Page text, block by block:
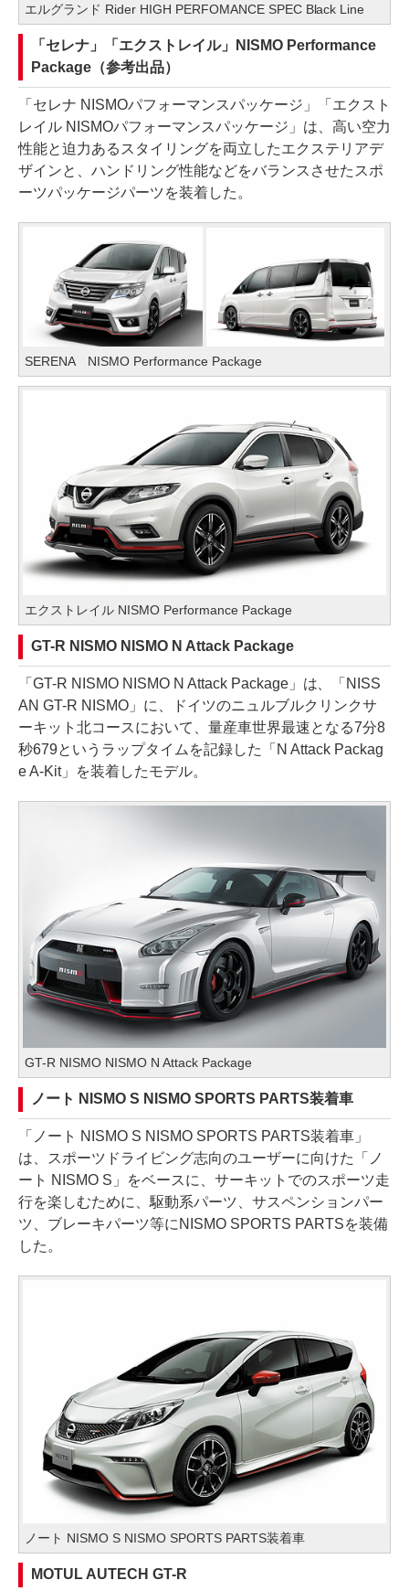
エルグランド Rider HIGH PERFOMANCE SPEC Black Line
「セレナ」「エクストレイル」NISMO Performance
Package（参考出品）
「セレナ NISMOパフォーマンスパッケージ」「エクスト
レイル NISMOパフォーマンスパッケージ」は、高い空力
性能と迫力あるスタイリングを両立したエクステリアデ
ザインと、ハンドリング性能などをバランスさせたスポ
ーツパッケージパーツを装着した。
SERENA NISMO Performance Package
エクストレイル NISMO Performance Package
GT-R NISMO NISMO N Attack Package
「GT-R NISMO NISMO N Attack Package」は、「NISS
AN GT-R NISMO」に、ドイツのニュルブルクリンクサ
ーキット北コースにおいて、量産車世界最速となる7分8
秒679というラップタイムを記録した「N Attack Packag
e A-Kit」を装着したモデル。
GT-R NISMO NISMO N Attack Package
ノート NISMO S NISMO SPORTS PARTS装着車
「ノート NISMO S NISMO SPORTS PARTS装着車」
は、スポーツドライビング志向のユーザーに向けた「ノ
ート NISMO S」をベースに、サーキットでのスポーツ走
行を楽しむために、駆動系パーツ、サスペンションパー
ツ、ブレーキパーツ等にNISMO SPORTS PARTSを装備
した。
ノート NISMO S NISMO SPORTS PARTS装着車
MOTUL AUTECH GT-R